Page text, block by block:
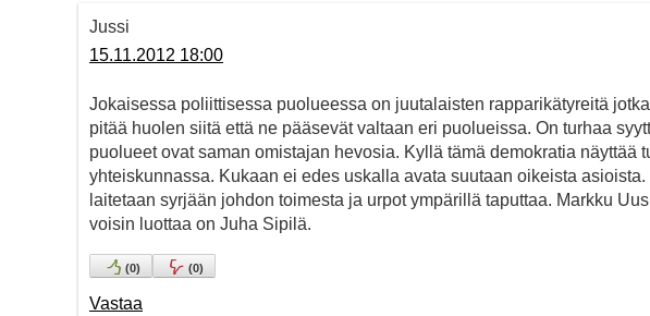
Jussi
15.11.2012 18:00
Jokaisessa poliittisessa puolueessa on juutalaisten rapparikätyreitä
pitää huolen siitä että ne pääsevät valtaan eri puolueissa. On turhaa
puolueet ovat saman omistajan hevosia. Kyllä tämä demokratia näyttää
yhteiskunnassa. Kukaan ei edes uskalla avata suutaan oikeista
laitetaan syrjään johdon toimesta ja urpot ympärillä taputtaa. Markku
voisin luottaa on Juha Sipilä.
(0) (0)
Vastaa